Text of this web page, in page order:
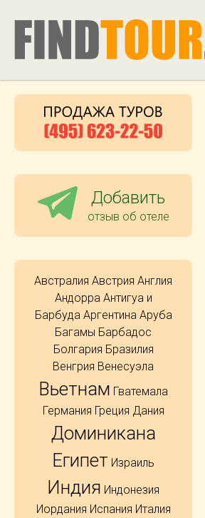
Добавить
отзыв об отеле
Австралия Австрия Англия
Андорра Антигуа и
Барбуда Аргентина Аруба
Багамы Барбадос
Болгария Бразилия
Венгрия Венесуэла
Вьетнам Гватемала
Германия Греция Дания
Доминикана
Египет Израиль
Индия Индонезия
Иордания Испания Италия